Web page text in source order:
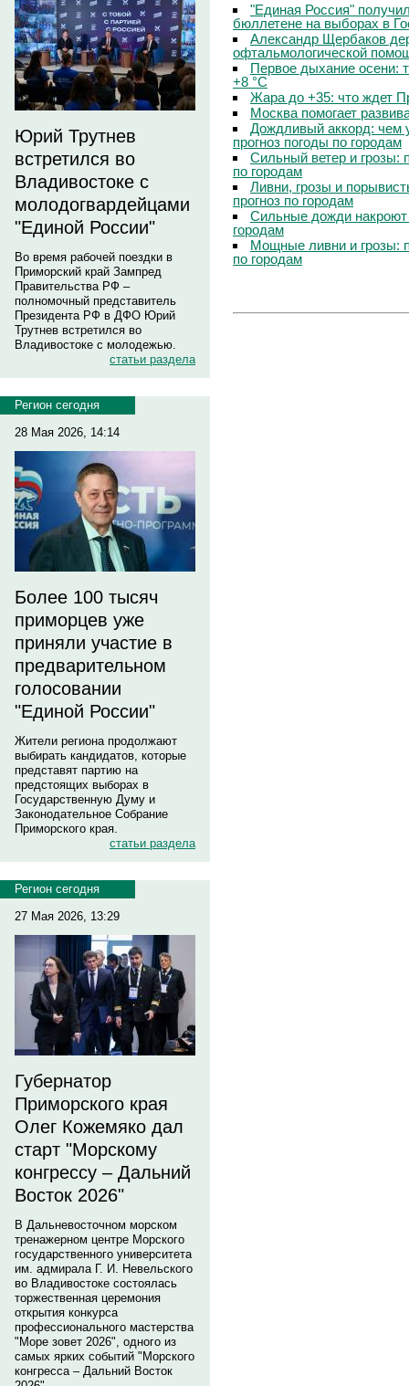
Юрий Трутнев
встретился во
Владивостоке с
молодогвардейцами
"Единой России"
Во время рабочей поездки в
Приморский край Зампред
Правительства РФ –
полномочный представитель
Президента РФ в ДФО Юрий
Трутнев встретился во
Владивостоке с молодежью.
статьи раздела
Регион сегодня
28 Мая 2026, 14:14
Более 100 тысяч
приморцев уже
приняли участие в
предварительном
голосовании
"Единой России"
Жители региона продолжают
выбирать кандидатов, которые
представят партию на
предстоящих выборах в
Государственную Думу и
Законодательное Собрание
Приморского края.
статьи раздела
Регион сегодня
27 Мая 2026, 13:29
Губернатор
Приморского края
Олег Кожемяко дал
старт "Морскому
конгрессу – Дальний
Восток 2026"
В Дальневосточном морском
тренажерном центре Морского
государственного университета
им. адмирала Г. И. Невельского
во Владивостоке состоялась
торжественная церемония
открытия конкурса
профессионального мастерства
"Море зовет 2026", одного из
самых ярких событий "Морского
конгресса – Дальний Восток
"Единая Россия"
бюллетене на выборах в
Александр Щербаков
офтальмологической
Первое дыхание осени:
+8 °C
Жара до +35: что ждет
Москва помогает
Дождливый аккорд: чем
прогноз погоды по городам
Сильный ветер и грозы:
по городам
Ливни, грозы и
прогноз по городам
Сильные дожди
городам
Мощные ливни и грозы:
по городам